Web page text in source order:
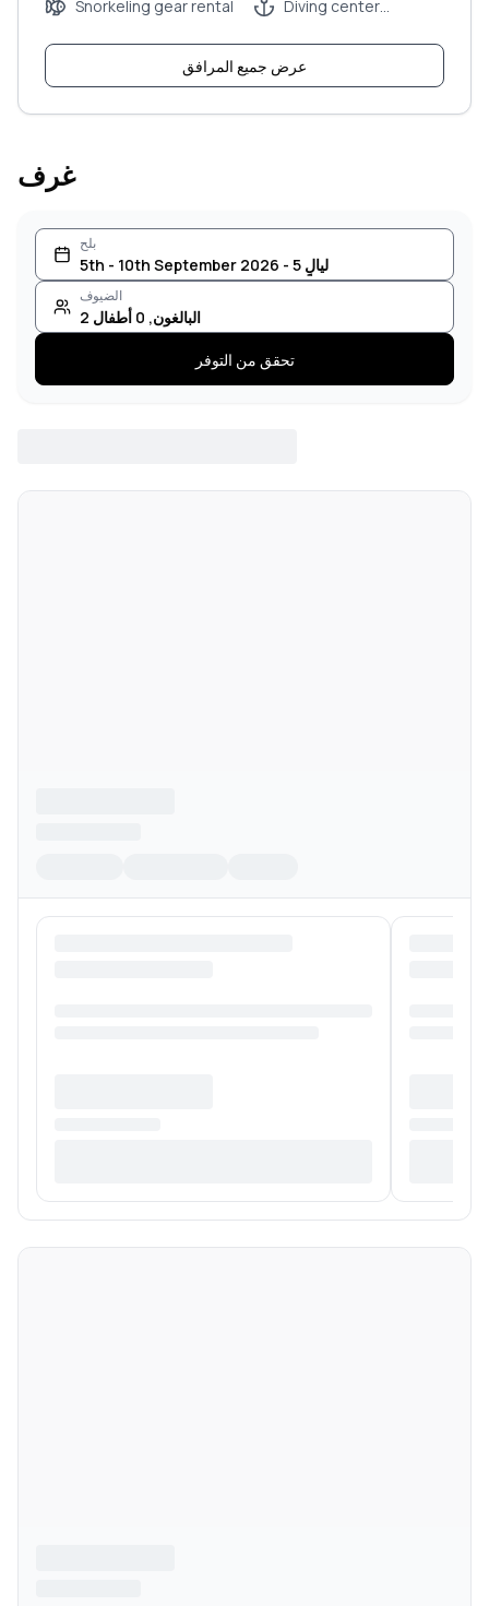
Snorkeling gear rental
Diving center
عرض جميع المرافق
غرف
بلح
5th - 10th September 2026 - 5 ليالٍ
الضيوف
2 البالغون,
0 أطفال
تحقق من التوفر